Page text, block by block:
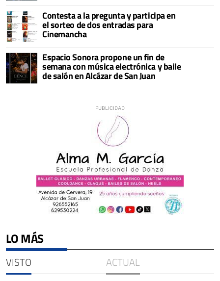
Contesta a la pregunta y participa en
el sorteo de dos entradas para
Cinemancha
Espacio Sonora propone un fin de
semana con música electrónica y baile
de salón en Alcázar de San Juan
LO MÁS
VISTO ACTUAL